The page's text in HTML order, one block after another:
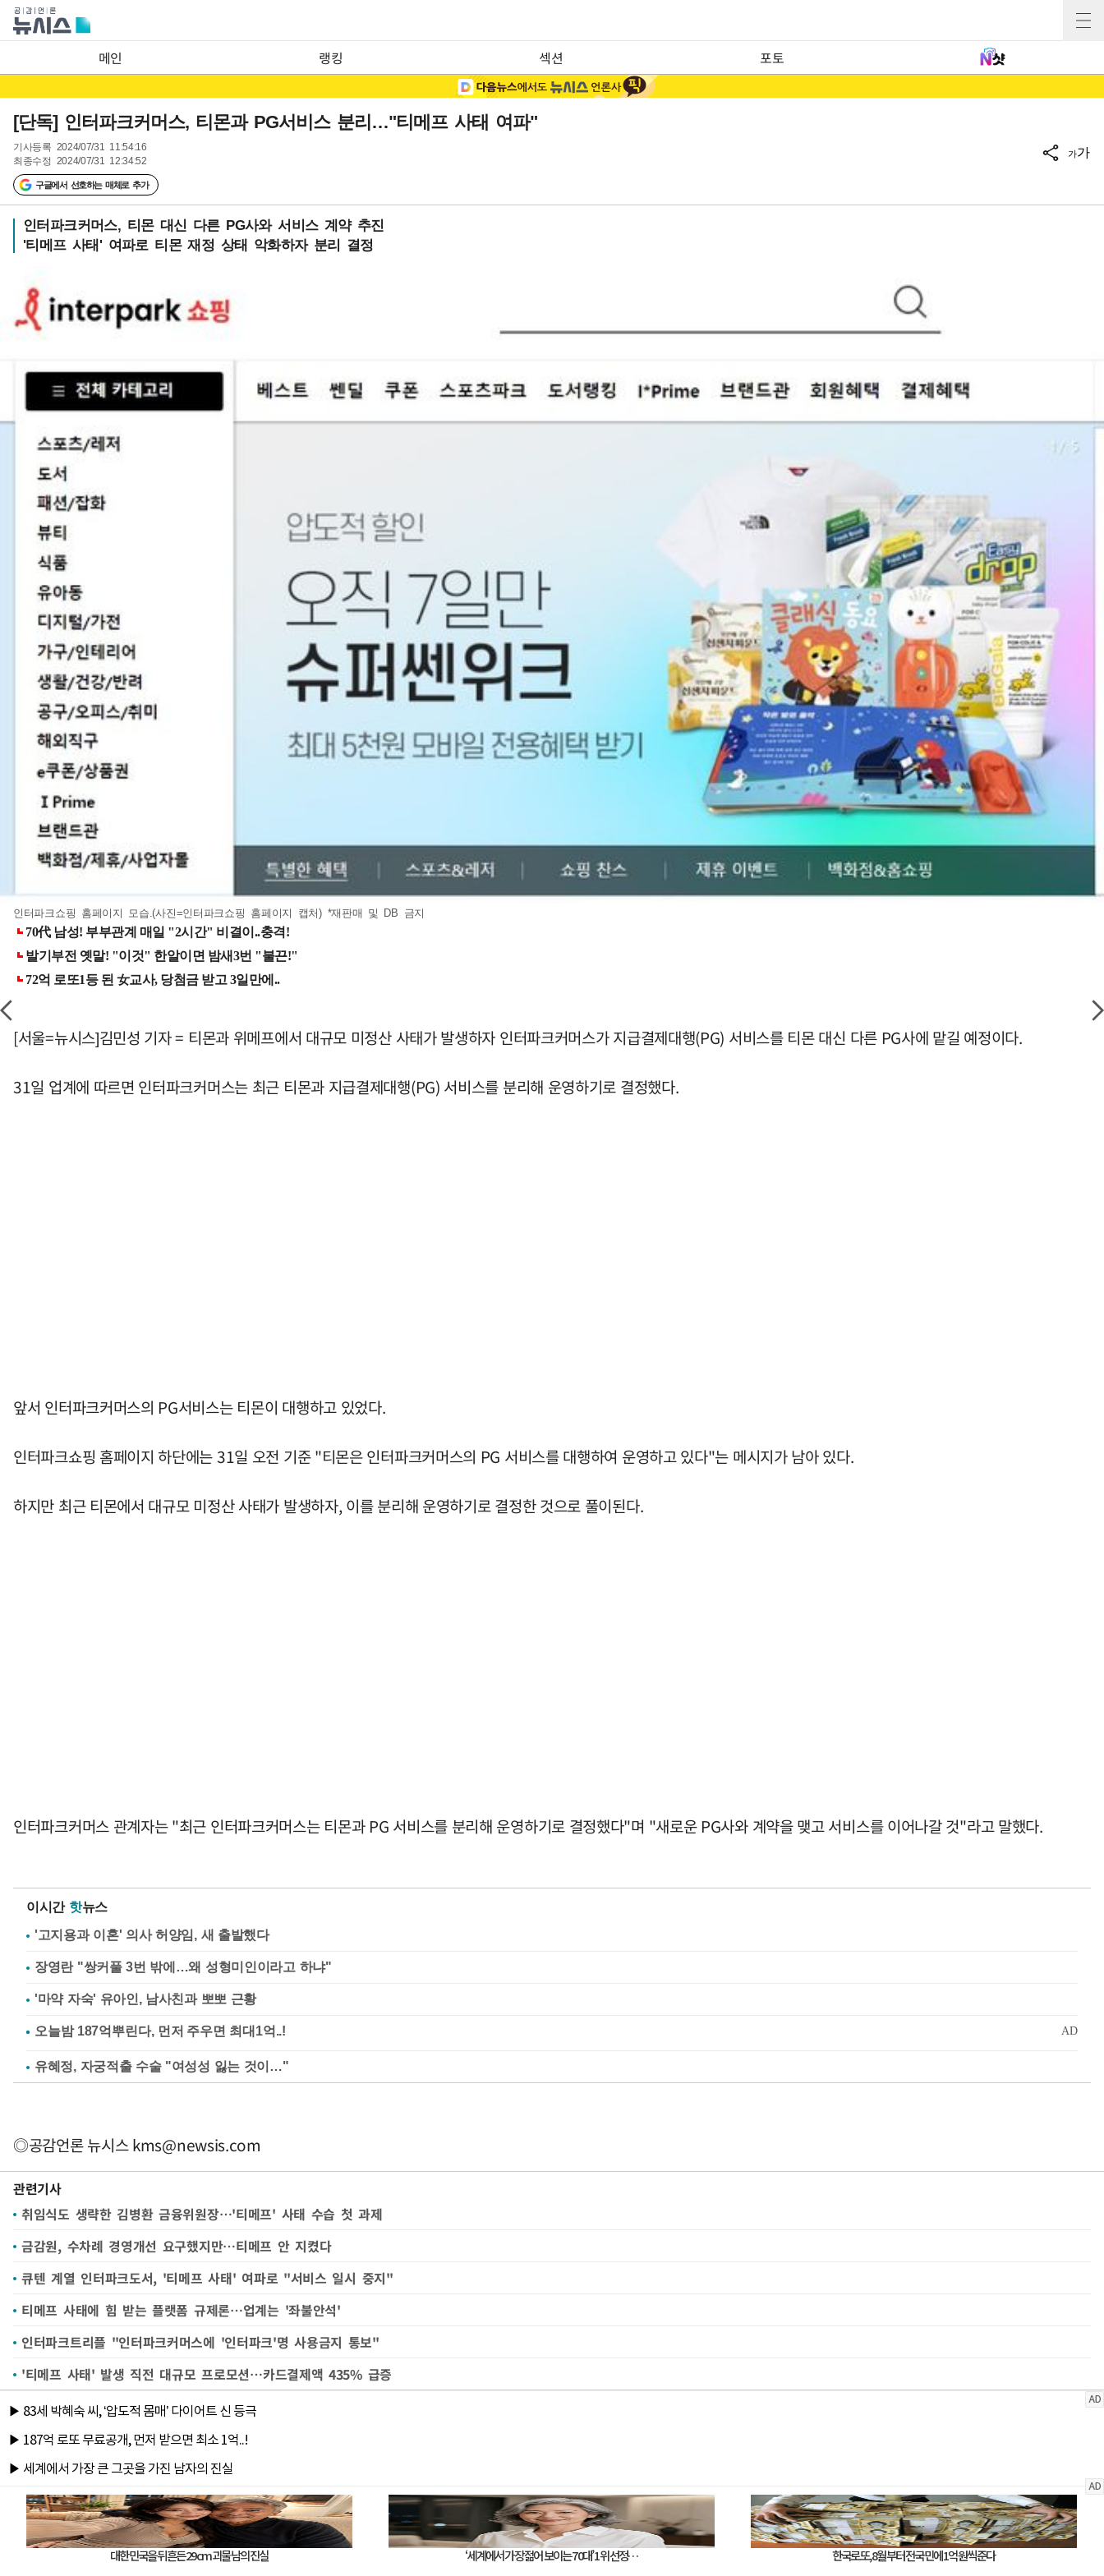
메인 랭킹 섹션 포토
[단독] 인터파크커머스, 티몬과 PG서비스 분리…"티메프 사태 여파"
기사등록 2024/07/31 11:54:16
최종수정 2024/07/31 12:34:52
구글에서 선호하는 매체로 추가
가가
인터파크커머스, 티몬 대신 다른 PG사와 서비스 계약 추진
'티메프 사태' 여파로 티몬 재정 상태 악화하자 분리 결정
인터파크쇼핑 홈페이지 모습.(사진=인터파크쇼핑 홈페이지 캡처) *재판매 및 DB 금지
[서울=뉴시스]김민성 기자 = 티몬과 위메프에서 대규모 미정산 사태가 발생하자 인터파크커머스가 지급결제대행(PG) 서비스를 티몬 대신 다른 PG사에 맡길 예정이다.
31일 업계에 따르면 인터파크커머스는 최근 티몬과 지급결제대행(PG) 서비스를 분리해 운영하기로 결정했다.
앞서 인터파크커머스의 PG서비스는 티몬이 대행하고 있었다.
인터파크쇼핑 홈페이지 하단에는 31일 오전 기준 "티몬은 인터파크커머스의 PG 서비스를 대행하여 운영하고 있다"는 메시지가 남아 있다.
하지만 최근 티몬에서 대규모 미정산 사태가 발생하자, 이를 분리해 운영하기로 결정한 것으로 풀이된다.
인터파크커머스 관계자는 "최근 인터파크커머스는 티몬과 PG 서비스를 분리해 운영하기로 결정했다"며 "새로운 PG사와 계약을 맺고 서비스를 이어나갈 것"라고 말했다.
이시간 핫뉴스
'고지용과 이혼' 의사 허양임, 새 출발했다
장영란 "쌍커풀 3번 밖에…왜 성형미인이라고 하냐"
'마약 자숙' 유아인, 남사친과 뽀뽀 근황
유혜정, 자궁적출 수술 "여성성 잃는 것이…"
◎공감언론 뉴시스kms@newsis.com
관련기사
취임식도 생략한 김병환 금융위원장…'티메프' 사태 수습 첫 과제
금감원, 수차례 경영개선 요구했지만…티메프 안 지켰다
큐텐 계열 인터파크도서, '티메프 사태' 여파로 "서비스 일시 중지"
티메프 사태에 힘 받는 플랫폼 규제론…업계는 '좌불안석'
인터파크트리플 "인터파크커머스에 '인터파크'명 사용금지 통보"
'티메프 사태' 발생 직전 대규모 프로모션…카드결제액 435% 급증